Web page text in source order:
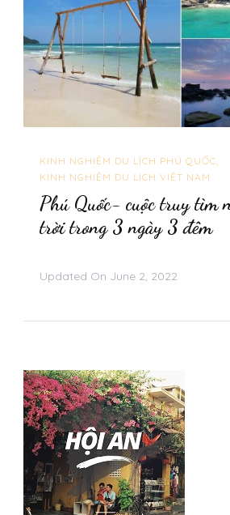
KINH NGHIỆM DU LỊCH PHÚ QUỐC
KINH NGHIỆM DU LỊCH VIỆT NAM
Phú Quốc- cuộc truy tìm
trời trong 3 ngày 3 đêm
Updated On June 2, 2022